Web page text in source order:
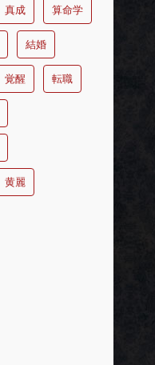
真成 算命学
結婚
覚醒 転職
黄麗